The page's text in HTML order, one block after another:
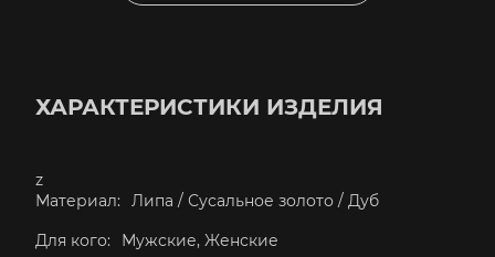
ХАРАКТЕРИСТИКИ ИЗДЕЛИЯ
z
Материал:
Липа / Сусальное золото / Дуб
Для кого:
Мужские, Женские